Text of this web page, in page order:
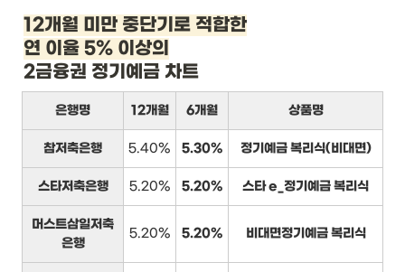
12개월 미만 중단기로 적합한
연 이율 5% 이상의
2금융권 정기예금 차트
은행명 12개월 6개월 상품명
참저축은행 5.40% 5.30% 정기예금 복리식(비대면)
스타저축은행 5.20% 5.20% 스타 e_정기예금 복리식
머스트삼일저축
은행
5.20% 5.20% 비대면정기예금 복리식